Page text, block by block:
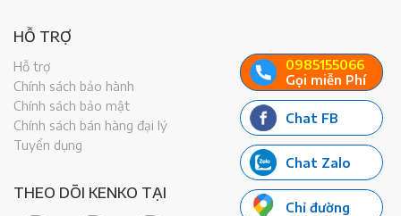
0985155066
Gọi miễn Phí
Chat FB
Chat Zalo
Chỉ đường
HỖ TRỢ
Hỗ trợ
Chính sách bảo hành
Chính sách bảo mật
Chính sách bán hàng đại lý
Tuyển dụng
THEO DÕI KENKO TẠI